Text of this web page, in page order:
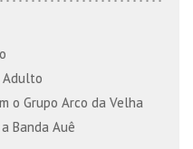
Adulto
o Grupo Arco da Velha
Banda Auê